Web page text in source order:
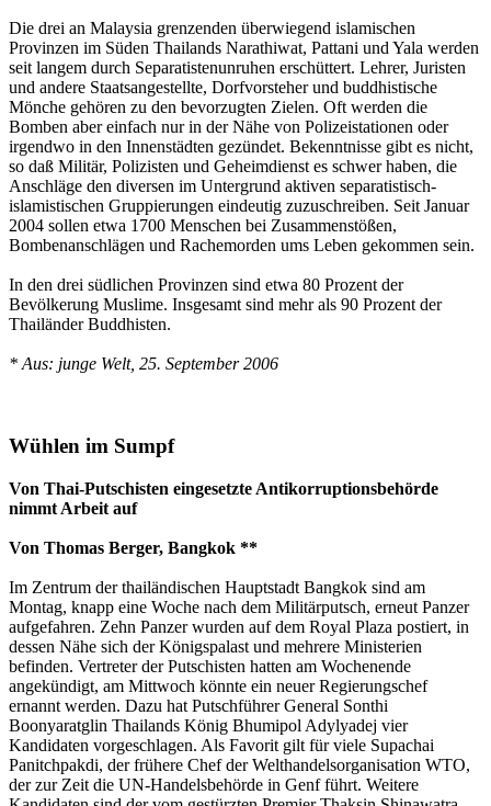
Die drei an Malaysia grenzenden überwiegend islamischen
Provinzen im Süden Thailands Narathiwat, Pattani und Yala werden
seit langem durch Separatistenunruhen erschüttert. Lehrer, Juristen
und andere Staatsangestellte, Dorfvorsteher und buddhistische
Mönche gehören zu den bevorzugten Zielen. Oft werden die
Bomben aber einfach nur in der Nähe von Polizeistationen oder
irgendwo in den Innenstädten gezündet. Bekenntnisse gibt es nicht,
so daß Militär, Polizisten und Geheimdienst es schwer haben, die
Anschläge den diversen im Untergrund aktiven separatistisch-
islamistischen Gruppierungen eindeutig zuzuschreiben. Seit Januar
2004 sollen etwa 1700 Menschen bei Zusammenstößen,
Bombenanschlägen und Rachemorden ums Leben gekommen sein.
In den drei südlichen Provinzen sind etwa 80 Prozent der
Bevölkerung Muslime. Insgesamt sind mehr als 90 Prozent der
Thailänder Buddhisten.
* Aus: junge Welt, 25. September 2006
Wühlen im Sumpf
Von Thai-Putschisten eingesetzte Antikorruptionsbehörde
nimmt Arbeit auf
Von Thomas Berger, Bangkok **
Im Zentrum der thailändischen Hauptstadt Bangkok sind am
Montag, knapp eine Woche nach dem Militärputsch, erneut Panzer
aufgefahren. Zehn Panzer wurden auf dem Royal Plaza postiert, in
dessen Nähe sich der Königspalast und mehrere Ministerien
befinden. Vertreter der Putschisten hatten am Wochenende
angekündigt, am Mittwoch könnte ein neuer Regierungschef
ernannt werden. Dazu hat Putschführer General Sonthi
Boonyaratglin Thailands König Bhumipol Adylyadej vier
Kandidaten vorgeschlagen. Als Favorit gilt für viele Supachai
Panitchpakdi, der frühere Chef der Welthandelsorganisation WTO,
der zur Zeit die UN-Handelsbehörde in Genf führt. Weitere